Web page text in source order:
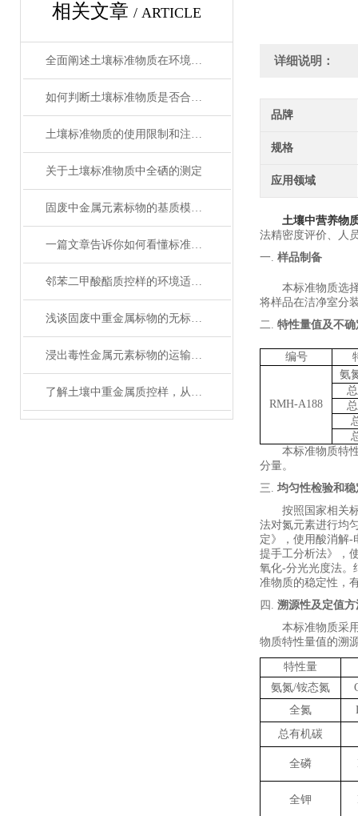
相关文章 / ARTICLE
全面阐述土壤标准物质在环境分析与农业检测中的工作原理与使用维护指南
如何判断土壤标准物质是否合格？
土壤标准物质的使用限制和注意事项
关于土壤标准物质中全硒的测定
固废中金属元素标物的基质模拟与定值技术解析
一篇文章告诉你如何看懂标准物质证书！
邻苯二甲酸酯质控样的环境适应性
浅谈固废中重金属标物的无标样测试步骤
浸出毒性金属元素标物的运输与储存
了解土壤中重金属质控样，从这里开始！
详细说明：
品牌
规格
应用领域
土壤中营养物
法精密度评价、
人
一. 样品制备
本标准物质选
将样品在洁净室分
二. 特性量值及不确
编号
RMH-A188
氨
本标准物质特
分量。
三. 均匀性检验和
按照国家相关
法对氮元素进行均
定》 ，使用酸消解-
提手工分析法》
，
氧化-分光光度法。
准物质的稳定性，
四. 溯源性及定值方
本标准物质采
物质特性量值的溯
特性量
氨氮/铵态氮
全氮
总有机碳
全磷
全钾